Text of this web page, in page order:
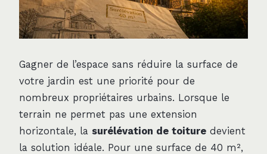
Gagner de l’espace sans réduire la surface de
votre jardin est une priorité pour de
nombreux propriétaires urbains. Lorsque le
terrain ne permet pas une extension
horizontale, la surélévation de toiture devient
la solution idéale. Pour une surface de 40 m²,